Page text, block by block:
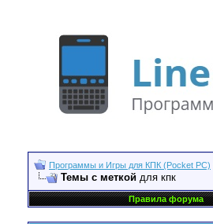
Программы и Игры для КПК (Pocket PC)
Темы с меткой для кпк
Правила форума